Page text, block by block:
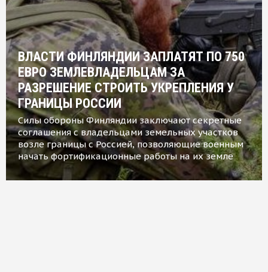
ВЛАСТИ ФИНЛЯНДИИ ЗАПЛАТЯТ ПО 750
ЕВРО ЗЕМЛЕВЛАДЕЛЬЦАМ ЗА
РАЗРЕШЕНИЕ СТРОИТЬ УКРЕПЛЕНИЯ У
ГРАНИЦЫ РОССИИ
Силы обороны Финляндии заключают секретные
соглашения с владельцами земельных участков
возле границы с Россией, позволяющие военным
начать фортификационные работы на их земле